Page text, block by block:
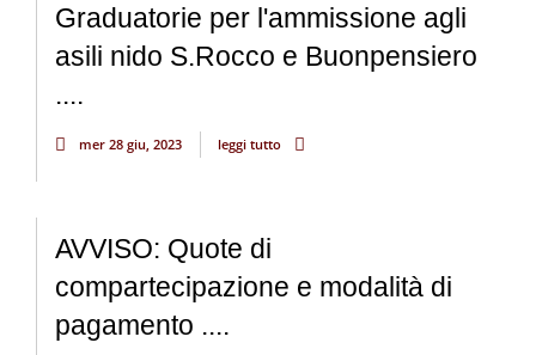
Graduatorie per l'ammissione agli
asili nido S.Rocco e Buonpensiero
....
mer 28 giu, 2023 leggi tutto
AVVISO: Quote di
compartecipazione e modalità di
pagamento ....